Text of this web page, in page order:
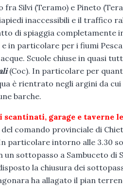
fra Silvi (Teramo) e Pineto
inaccessibili e il traffico
di spiaggia completamente
in particolare per i fiumi
Scuole chiuse in quasi
(Coc). In particolare per
è rientrato negli argini da
barche.
scantinati, garage e taverne
comando provinciale di
particolare intorno alle 3.30
sottopasso a Sambuceto di
la chiusura dei
ha allagato il pian